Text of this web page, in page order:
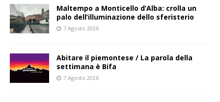
Maltempo a Monticello d’Alba: crolla un
palo dell’illuminazione dello sferisterio
7 Agosto 2026
Abitare il piemontese / La parola della
settimana è Bifa
7 Agosto 2026